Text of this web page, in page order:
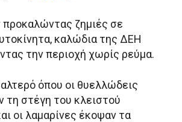
ζημιές σε
καλώδια της ΔΕΗ
την περιοχή χωρίς ρεύμα.
όπου οι θυελλώδεις
τη στέγη του κλειστού
οι λαμαρίνες έκοψαν τα